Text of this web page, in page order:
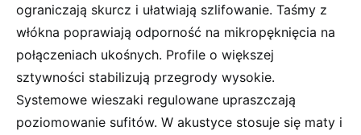
ograniczają skurcz i ułatwiają szlifowanie. Taśmy z
włókna poprawiają odporność na mikropęknięcia na
połączeniach ukośnych. Profile o większej
sztywności stabilizują przegrody wysokie.
Systemowe wieszaki regulowane upraszczają
poziomowanie sufitów. W akustyce stosuje się maty i